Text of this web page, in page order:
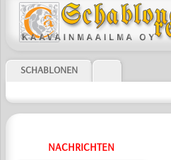
SCHABLONEN
NACHRICHTEN